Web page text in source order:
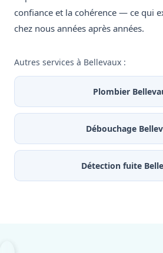
confiance et la cohérence — ce qui
chez nous années après années.
Autres services à Bellevaux :
Plombier
Débouchage
Détection fuite